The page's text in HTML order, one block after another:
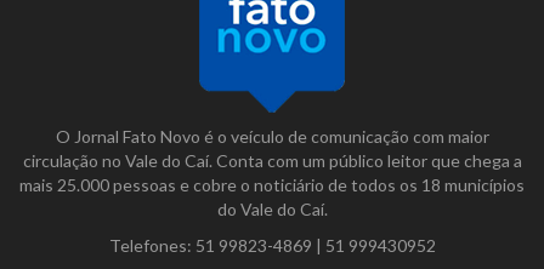
O Jornal Fato Novo é o veículo de comunicação com maior
circulação no Vale do Caí. Conta com um público leitor que chega a
mais 25.000 pessoas e cobre o noticiário de todos os 18 municípios
do Vale do Caí.
Telefones: 51 99823-4869 | 51 999430952